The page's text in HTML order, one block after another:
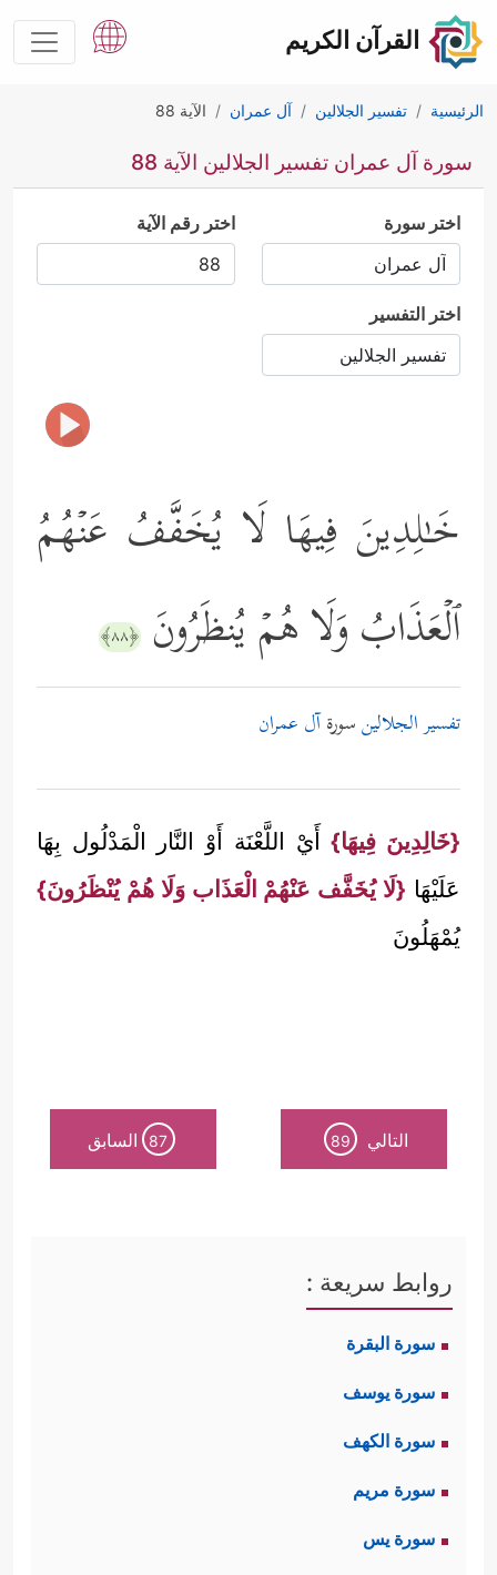
القرآن الكريم
الرئيسية تفسير الجلالين آل عمران الآية 88
سورة آل عمران تفسير الجلالين الآية 88
اختر سورة اختر رقم الآية
اختر التفسير
خَـٰلِدِینَ فِیهَا لَا یُخَفَّفُ عَنۡهُمُ
ٱلۡعَذَابُ وَلَا هُمۡ یُنظَرُونَ ﴿٨٨﴾
تفسير الجلالينسورةآل عمران
{خَالِدِينَ فِيهَا}أَيْ اللَّعْنَة أَوْ النَّار الْمَدْلُول بِهَا
عَلَيْهَا {لَا يُخَفَّف عَنْهُمْ الْعَذَاب وَلَا هُمْ يُنْظَرُونَ}
يُمْهَلُونَ
التالي 89
87 السابق
روابط سريعة :
سورة البقرة
سورة يوسف
سورة الكهف
سورة مريم
سورة يس